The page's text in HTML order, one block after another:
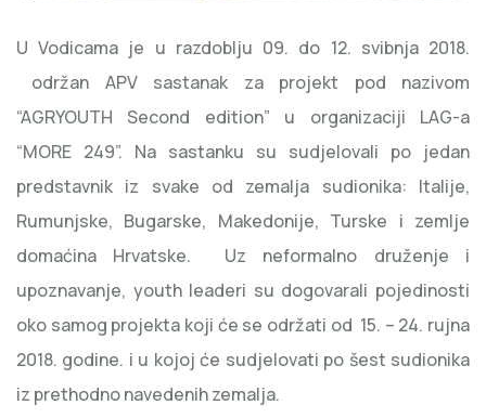
U Vodicama je u razdoblju 09. do 12. svibnja 2018.
održan APV sastanak za projekt pod nazivom
“AGRYOUTH Second edition” u organizaciji LAG-a
“MORE 249”. Na sastanku su sudjelovali po jedan
predstavnik iz svake od zemalja sudionika: Italije,
Rumunjske, Bugarske, Makedonije, Turske i zemlje
domaćina Hrvatske. Uz neformalno druženje i
upoznavanje, youth leaderi su dogovarali pojedinosti
oko samog projekta koji će se održati od 15. – 24. rujna
2018. godine. i u kojoj će sudjelovati po šest sudionika
iz prethodno navedenih zemalja.